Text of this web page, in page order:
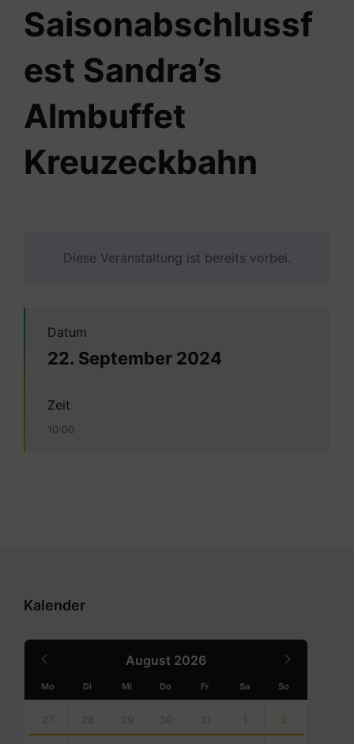
Saisonabschlussf
est Sandra’s
Almbuffet
Kreuzeckbahn
Diese Veranstaltung ist bereits vorbei.
Datum
22. September 2024
Zeit
10:00
Kalender
August 2026
Month
Mo Di Mi Do Fr Sa So
calendar
days
27 28 29 30 31 1 2